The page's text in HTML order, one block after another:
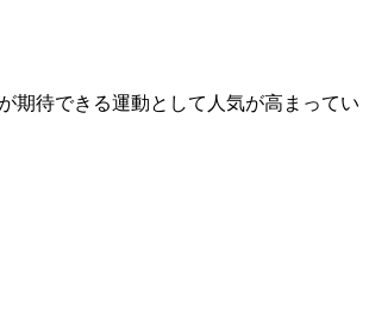
期待できる運動として人気が高まってい